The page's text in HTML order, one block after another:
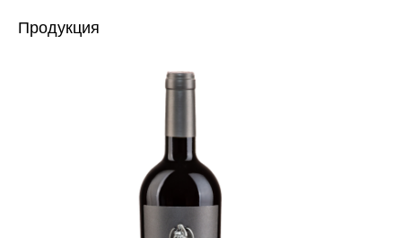
Продукция